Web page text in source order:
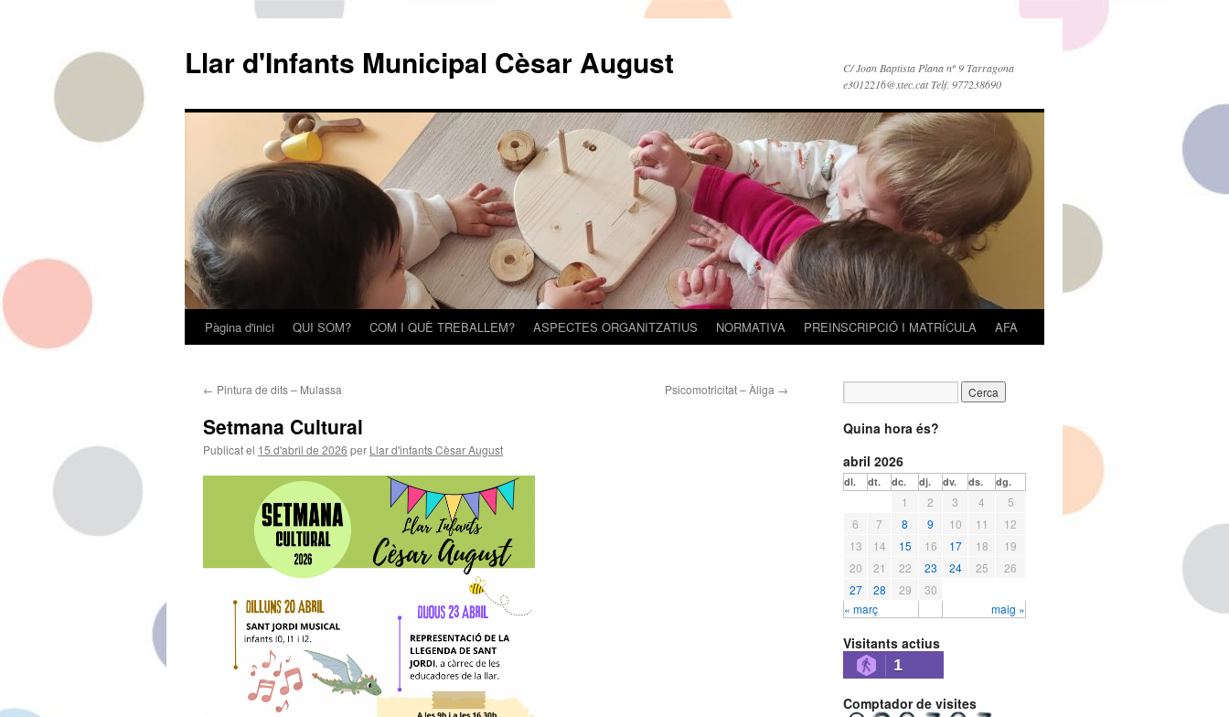
Llar d'Infants Municipal Cèsar August
C/ Joan Baptista Plana nº 9 Tarragona
e3012216@xtec.cat Telf. 977238690
Vés
contingut
Pàgina d'inici QUI SOM? COM I QUÈ TREBALLEM? ASPECTES ORGANITZATIUS NORMATIVA PREINSCRIPCIÓ I MATRÍCULA AFA
← Pintura de dits – Mulassa Psicomotricitat – Àliga →
Setmana Cultural
Publicat el 15 d'abril de 2026 per Llar d'infants Cèsar August
Quina hora és?
abril 2026
dl. dt. dc. dj. dv. ds. dg.
« març maig »
1 2 3 4
5
6
7 8 9 10 11
12
13
14 15 16 17 18
19
20
21 22 23 24 25
26
27
28 29 30
Visitants actius
1
Comptador de visites